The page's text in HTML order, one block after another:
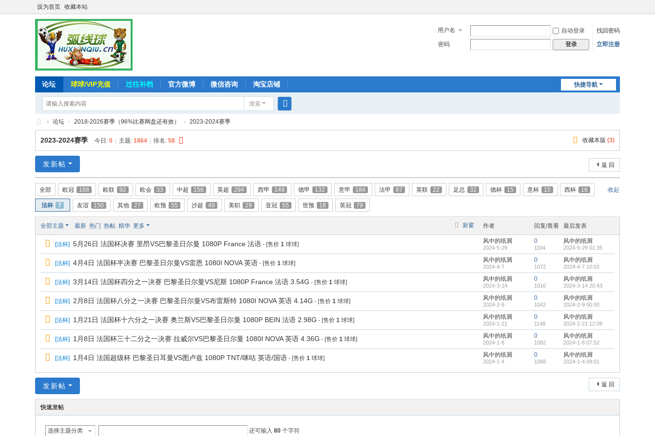
设为首页 收藏本站
用户名 自动登录
找回密码
密码
登录 立即注册
快捷导航
论坛 球球/VIP充值 过往补档 官方微博 微信咨询 淘宝店铺
搜索
索
弧
线
-
追
求
致
» 论坛 › 2018-2026赛季（96%比赛网盘还有效） › 2023-2024赛季
收藏本版 (3)
2023-2024赛季 今日: 0 主题: 1864 排名: 58
返 回
发新帖
收起
全部 欧冠 168 欧联 92 欧会 33 中超 156 英超 294 西甲 149 德甲 132 意甲 184 法甲 87 英联 22 足总 32 德杯 15 意杯 15 西杯 16
法杯 7 友谊 150 其他 27 欧预 55 沙超 49 美职 29 亚冠 55 世预 18 英冠 79
新窗
全部主题 最新 热门 热帖 精华 更多 作者 回复/查看 最后发表
[法杯] 5月26日 法国杯决赛 里昂VS巴黎圣日尔曼 1080P France 法语 - [售价 1 球球] 风中的纸屑
2024-5-29
0
1104
风中的纸屑
2024-5-29 01:35
[法杯] 4月4日 法国杯半决赛 巴黎圣日尔曼VS雷恩 1080I NOVA 英语 - [售价 1 球球] 风中的纸屑
2024-4-7
0
1072
风中的纸屑
2024-4-7 10:02
[法杯] 3月14日 法国杯四分之一决赛 巴黎圣日尔曼VS尼斯 1080P France 法语 3.54G - [售价 1 球球] 风中的纸屑
2024-3-14
0
1010
风中的纸屑
2024-3-14 20:43
[法杯] 2月8日 法国杯八分之一决赛 巴黎圣日尔曼VS布雷斯特 1080I NOVA 英语 4.14G - [售价 1 球球] 风中的纸屑
2024-2-9
0
1042
风中的纸屑
2024-2-9 00:00
[法杯] 1月21日 法国杯十六分之一决赛 奥兰斯VS巴黎圣日尔曼 1080P BEIN 法语 2.98G - [售价 1 球球] 风中的纸屑
2024-1-21
0
1148
风中的纸屑
2024-1-21 12:09
[法杯] 1月8日 法国杯三十二分之一决赛 拉威尔VS巴黎圣日尔曼 1080I NOVA 英语 4.36G - [售价 1 球球] 风中的纸屑
2024-1-8
0
1082
风中的纸屑
2024-1-8 07:52
[法杯] 1月4日 法国超级杯 巴黎圣日耳曼VS图卢兹 1080P TNT/咪咕 英语/国语 - [售价 1 球球] 风中的纸屑
2024-1-4
0
1068
风中的纸屑
2024-1-4 09:01
返 回
发新帖
快速发帖
选择主题分类 还可输入 80 个字符